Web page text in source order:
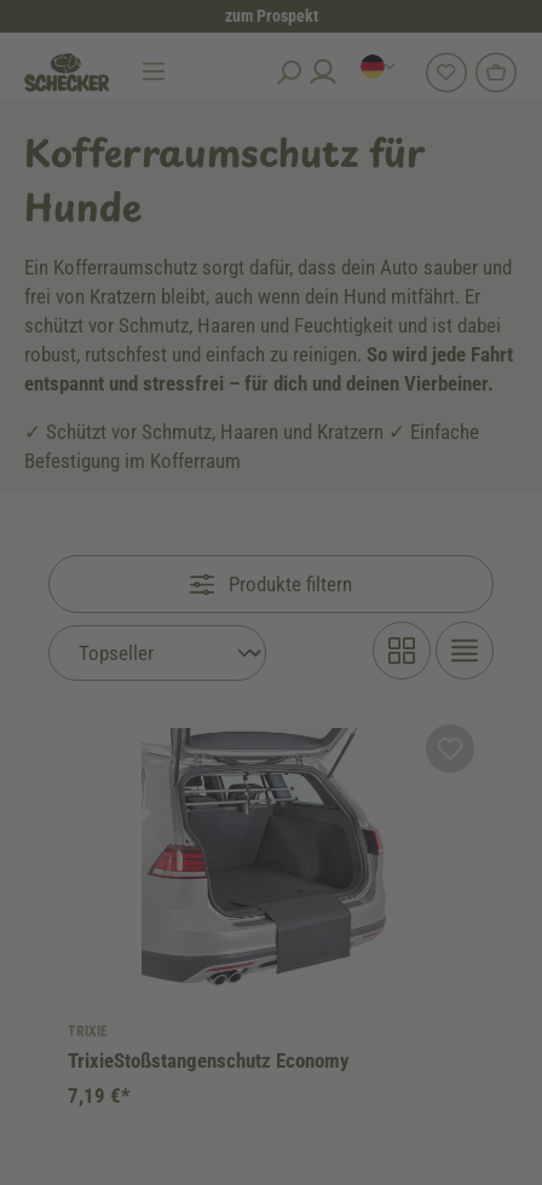
zum Prospekt
Hundezubehör Kofferraumschutz für Hunde
Kofferraumschutz für
Hunde
Ein Kofferraumschutz sorgt dafür, dass dein Auto sauber und
frei von Kratzern bleibt, auch wenn dein Hund mitfährt. Er
schützt vor Schmutz, Haaren und Feuchtigkeit und ist dabei
robust, rutschfest und einfach zu reinigen. So wird jede Fahrt
entspannt und stressfrei – für dich und deinen Vierbeiner.
✓ Schützt vor Schmutz, Haaren und Kratzern ✓ Einfache
Befestigung im Kofferraum
Produkte filtern
TRIXIE
TrixieStoßstangenschutz Economy
7,19 €*